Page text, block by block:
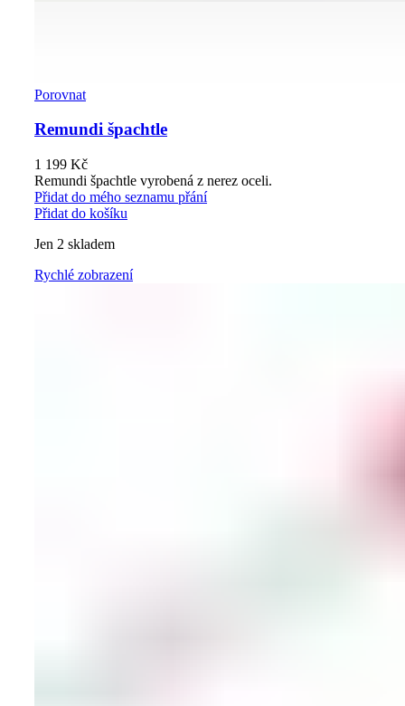
Porovnat
Remundi špachtle
1 199 Kč
Remundi špachtle vyrobená z nerez oceli.
Přidat do mého seznamu přání
Přidat do košíku
Jen 2 skladem
Rychlé zobrazení